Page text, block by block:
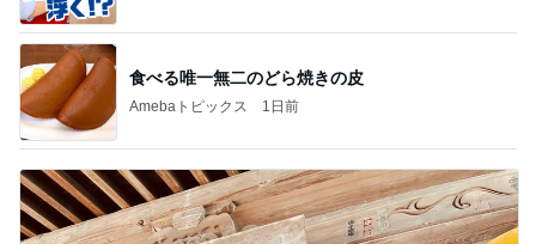
食べる唯一無二のどら焼きの皮
Amebaトピックス 1日前